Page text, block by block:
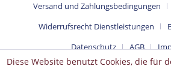
Versand und Zahlungsbedingungen
Widerrufsrecht Dienstleistungen
Datenschutz
AGB
Diese Website benutzt Cookies, die für